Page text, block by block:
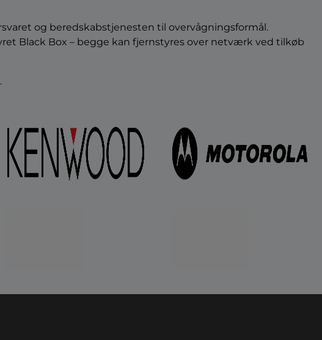
og beredskabstjenesten til overvågningsformål.
Black Box – begge kan fjernstyres over netværk ved tilkøb
.